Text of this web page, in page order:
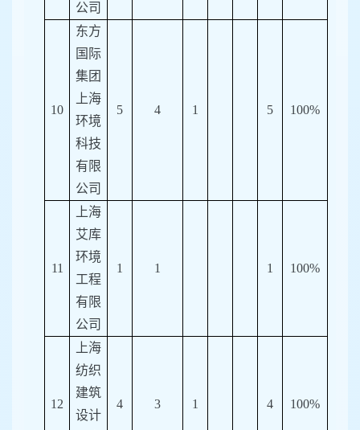
公司
10
东方
国际
集团
上海
环境
科技
有限
公司
5 4 1 5 100%
11
上海
艾库
环境
工程
有限
公司
1 1 1 100%
12
上海
纺织
建筑
设计
4 3 1 4 100%